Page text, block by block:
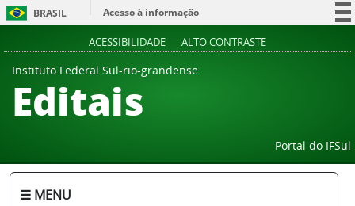
BRASIL
Acesso à informação
ACESSIBILIDADE ALTO CONTRASTE
Instituto Federal Sul-rio-grandense
Editais
Portal do IFSul
☰ MENU